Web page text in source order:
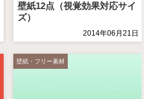
壁紙12点（視覚効果対応サイ
ズ）
2014年06月21日
壁紙・フリー素材